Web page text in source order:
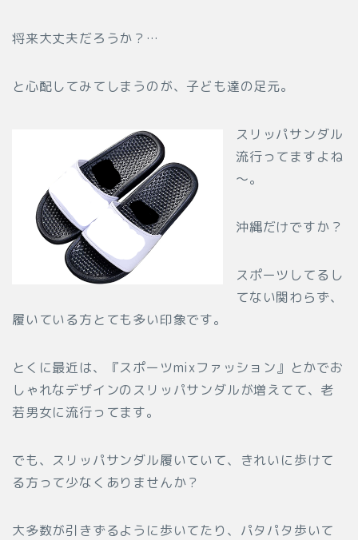
将来大丈夫だろうか？…
と心配してみてしまうのが、子ども達の足元。
スリッパサンダル
流行ってますよね
～。
沖縄だけですか？
スポーツしてるし
てない関わらず、
履いている方とても多い印象です。
とくに最近は、『スポーツmixファッション』とかでお
しゃれなデザインのスリッパサンダルが増えてて、老
若男女に流行ってます。
でも、スリッパサンダル履いていて、きれいに歩けて
る方って少なくありませんか？
大多数が引きずるように歩いてたり、パタパタ歩いて